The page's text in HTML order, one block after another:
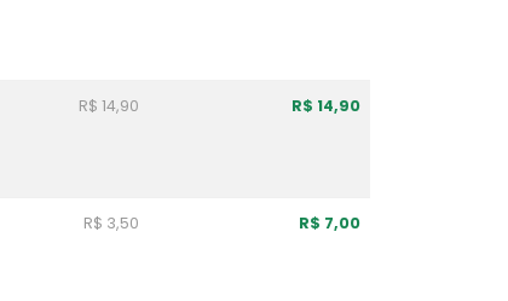
R$ 14,90 R$ 14,90
R$ 3,50 R$ 7,00